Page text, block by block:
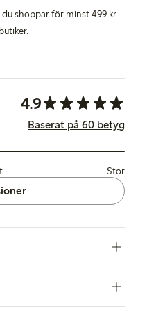
shoppar för minst 499 kr.
4.9
Baserat på 60 betyg
Stor